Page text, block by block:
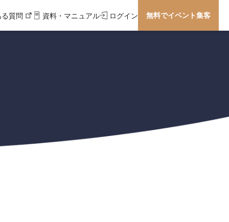
質問 資料・マニュアル ログイン 無料でイベント集客